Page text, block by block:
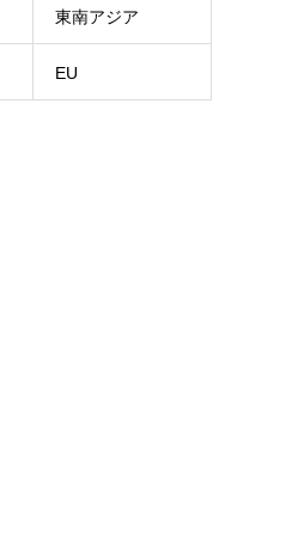
東南アジア
EU